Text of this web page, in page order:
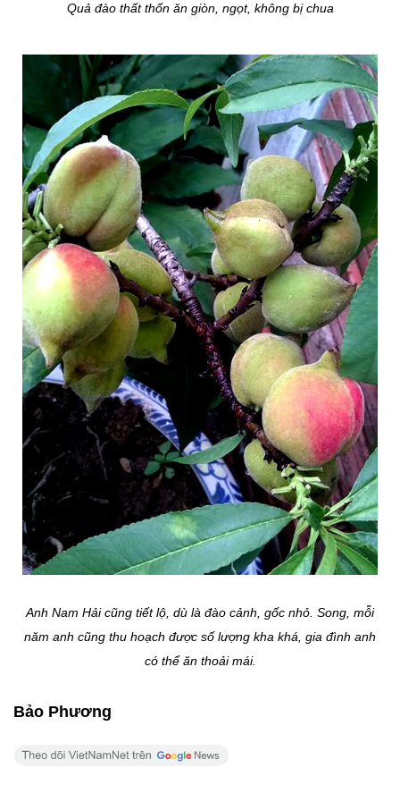
Quả đào thất thốn ăn giòn, ngọt, không bị chua
Anh Nam Hải cũng tiết lộ, dù là đào cảnh, gốc nhỏ. Song, mỗi
năm anh cũng thu hoạch được số lượng kha khá, gia đình anh
có thể ăn thoải mái.
Bảo Phương